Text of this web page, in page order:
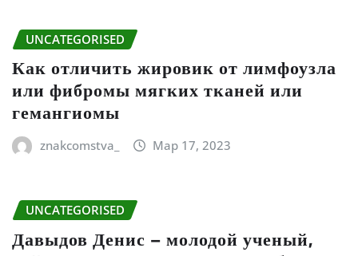
UNCATEGORISED
Как отличить жировик от лимфоузла
или фибромы мягких тканей или
гемангиомы
znakcomstva_ Мар 17, 2023
UNCATEGORISED
Давыдов Денис – молодой ученый,